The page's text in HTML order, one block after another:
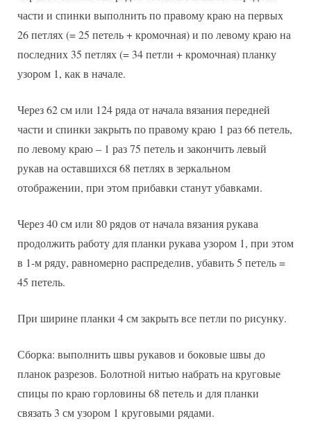
части и спинки выполнить по правому краю на первых
26 петлях (= 25 петель + кромочная) и по левому краю на
последних 35 петлях (= 34 петли + кромочная) планку
узором 1, как в начале.
Через 62 см или 124 ряда от начала вязания передней
части и спинки закрыть по правому краю 1 раз 66 петель,
по левому краю – 1 раз 75 петель и закончить левый
рукав на оставшихся 68 петлях в зеркальном
отображении, при этом прибавки станут убавками.
Через 40 см или 80 рядов от начала вязания рукава
продолжить работу для планки рукава узором 1, при этом
в 1-м ряду, равномерно распределив, убавить 5 петель =
45 петель.
При ширине планки 4 см закрыть все петли по рисунку.
Сборка: выполнить швы рукавов и боковые швы до
планок разрезов. Болотной нитью набрать на круговые
спицы по краю горловины 68 петель и для планки
связать 3 см узором 1 круговыми рядами.